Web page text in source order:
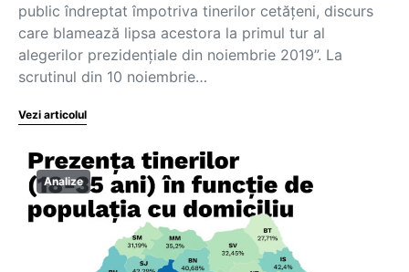
public îndreptat împotriva tinerilor cetățeni, discurs
care blamează lipsa acestora la primul tur al
alegerilor prezidențiale din noiembrie 2019”. La
scrutinul din 10 noiembrie…
Vezi articolul
Analize